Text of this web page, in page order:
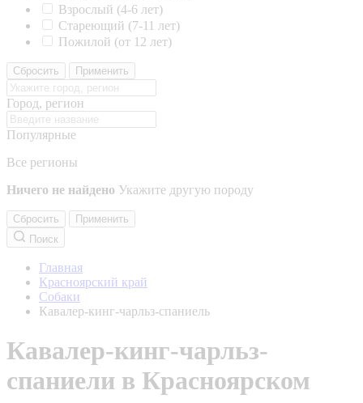
Взрослый (4-6 лет)
Стареющий (7-11 лет)
Пожилой (от 12 лет)
Сбросить Применить
Город, регион
Популярные
Все регионы
Ничего не найдено Укажите другую породу
Сбросить
Применить
Поиск
Главная
Красноярский край
Собаки
Кавалер-кинг-чарльз-спаниель
Кавалер-кинг-чарльз-
спаниели в Красноярском